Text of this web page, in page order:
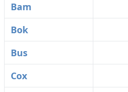
Bam
Bok
Bus
Cox